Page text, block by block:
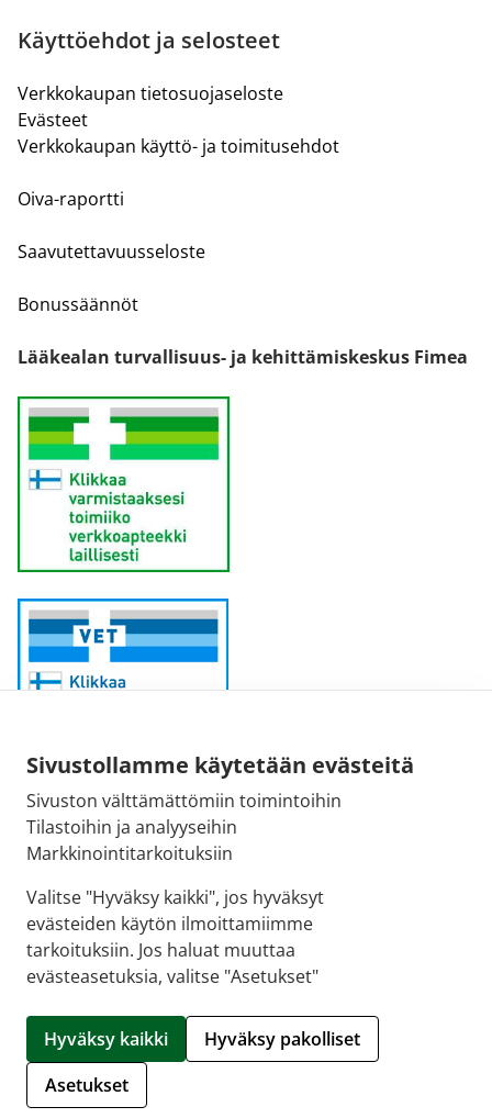
Sivustollamme käytetään evästeitä
Sivuston välttämättömiin toimintoihin
Tilastoihin ja analyyseihin
Markkinointitarkoituksiin
Valitse "Hyväksy kaikki", jos hyväksyt
evästeiden käytön ilmoittamiimme
tarkoituksiin. Jos haluat muuttaa
evästeasetuksia, valitse "Asetukset"
Hyväksy kaikki
Hyväksy pakolliset
Asetukset
Käyttöehdot ja selosteet
Verkkokaupan tietosuojaseloste
Evästeet
Verkkokaupan käyttö- ja toimitusehdot
Oiva-raportti
Saavutettavuusseloste
Bonussäännöt
Lääkealan turvallisuus- ja kehittämiskeskus Fimea
Sähköpostiosoite:
kirjaamo@fimea.fi
Fimean vaihde:
029 522 3341
Hallitse evästeitä